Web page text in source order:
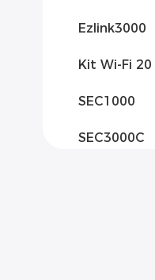
Ezlink3000
Kit Wi-Fi 20
SEC1000
SEC3000C